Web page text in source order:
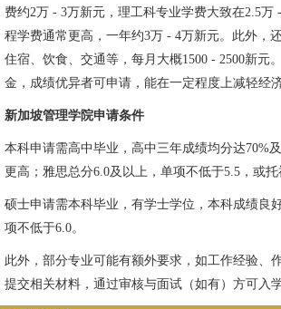
费约2万 - 3万新元，理工科专业学费大致在2.5万
程学费通常更高，一年约3万 - 4万新元。此外，
住宿、饮食、交通等，每月大概1500 - 2500新元
金，成绩优异者可申请，能在一定程度上减轻经济
新加坡管理学院申请条件
本科申请需高中毕业，高中三年成绩均分达70%
更高；雅思总分6.0及以上，单项不低于5.5，或托
硕士申请需本科毕业，有学士学位，本科成绩良
项不低于6.0。
此外，部分专业可能有额外要求，如工作经验、
提交相关材料，通过审核与面试（如有）方可入学